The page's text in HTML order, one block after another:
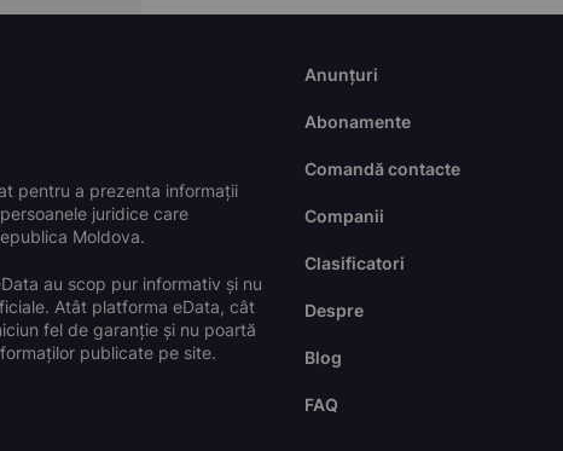
pentru a prezenta informații
juridice care
Moldova.
au scop pur informativ și nu
Atât platforma eData, cât
fel de garanție și nu poartă
publicate pe site.
Anunțuri
Abonamente
Comandă contacte
Companii
Clasificatori
Despre
Blog
FAQ